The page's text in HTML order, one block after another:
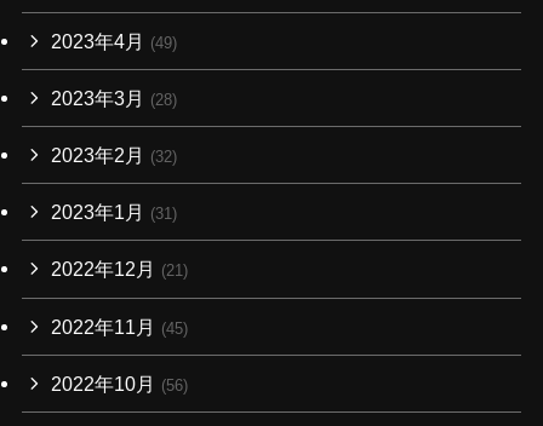
2023年4月 (49)
2023年3月 (28)
2023年2月 (32)
2023年1月 (31)
2022年12月 (21)
2022年11月 (45)
2022年10月 (56)